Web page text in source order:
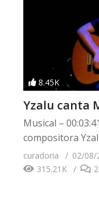
8.45K
Yzalu canta
Musical –
compositora
curadoria
02/08/
315.21K